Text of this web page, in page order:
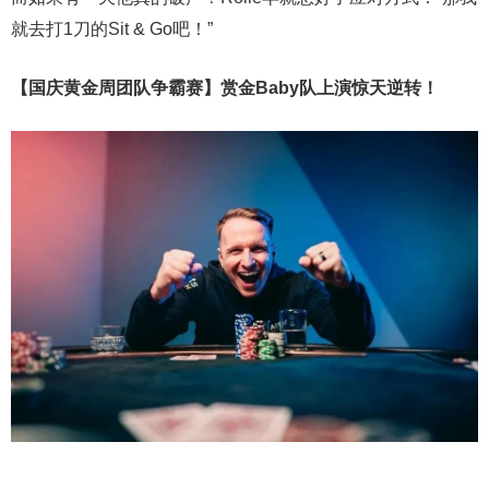
就去打1刀的Sit & Go吧！”
【国庆黄金周团队争霸赛】 赏金Baby队上演惊天逆转！